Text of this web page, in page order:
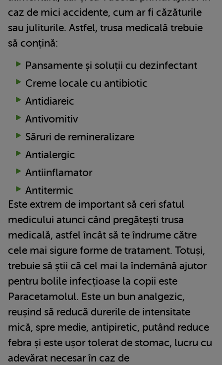
caz de mici accidente, cum ar fi căzăturile
sau juliturile. Astfel, trusa medicală trebuie
să conțină:
Pansamente și soluții cu dezinfectant
Creme locale cu antibiotic
Antidiareic
Antivomitiv
Săruri de remineralizare
Antialergic
Antiinflamator
Antitermic
Este extrem de important să ceri sfatul
medicului atunci când pregătești trusa
medicală, astfel încât să te îndrume către
cele mai sigure forme de tratament. Totuși,
trebuie să știi că cel mai la îndemână ajutor
pentru bolile infecțioase la copii este
Paracetamolul. Este un bun analgezic,
reușind să reducă durerile de intensitate
mică, spre medie, antipiretic, putând reduce
febra și este ușor tolerat de stomac, lucru cu
adevărat necesar în caz de